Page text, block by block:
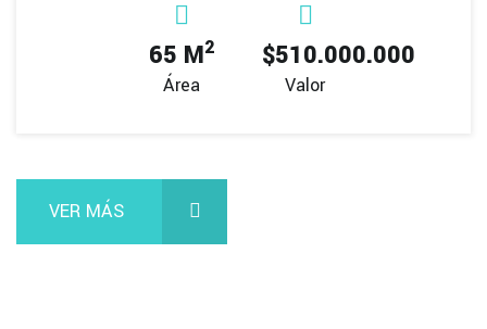
65 M2
Área
$510.000.000
Valor
VER MÁS